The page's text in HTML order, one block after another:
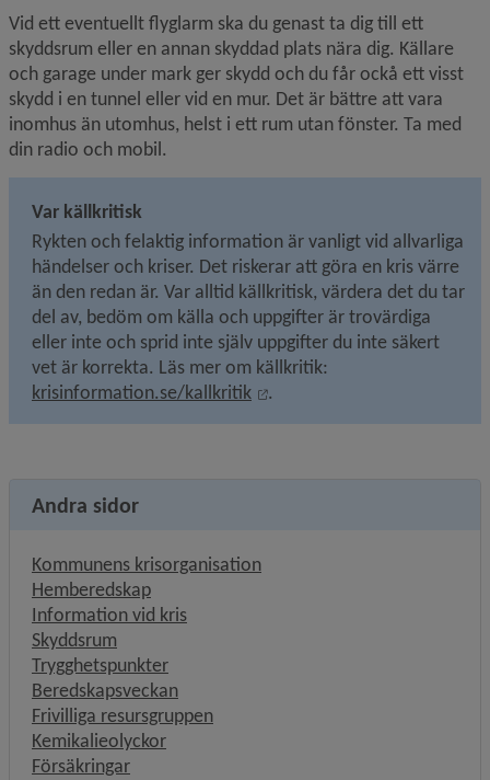
Vid ett eventuellt flyglarm ska du genast ta dig till ett
skyddsrum eller en annan skyddad plats nära dig. Källare
och garage under mark ger skydd och du får ockå ett visst
skydd i en tunnel eller vid en mur. Det är bättre att vara
inomhus än utomhus, helst i ett rum utan fönster. Ta med
din radio och mobil.
Var källkritisk
Rykten och felaktig information är vanligt vid allvarliga
händelser och kriser. Det riskerar att göra en kris värre
än den redan är. Var alltid källkritisk, värdera det du tar
del av, bedöm om källa och uppgifter är trovärdiga
eller inte och sprid inte själv uppgifter du inte säkert
vet är korrekta. Läs mer om källkritik:
krisinformation.se/kallkritik
Länk till annan webbplats,
.
Andra sidor
Kommunens krisorganisation
Hemberedskap
Information vid kris
Skyddsrum
Trygghetspunkter
Beredskapsveckan
Frivilliga resursgruppen
Kemikalieolyckor
Försäkringar